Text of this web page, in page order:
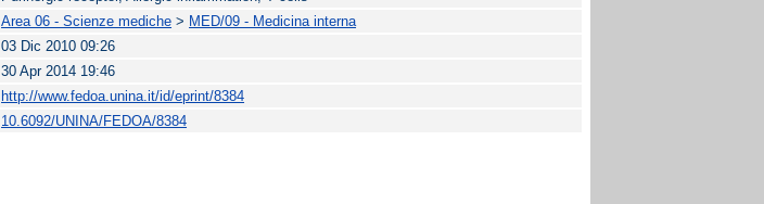
Area 06 - Scienze mediche > MED/09 - Medicina interna
03 Dic 2010 09:26
30 Apr 2014 19:46
http://www.fedoa.unina.it/id/eprint/8384
10.6092/UNINA/FEDOA/8384